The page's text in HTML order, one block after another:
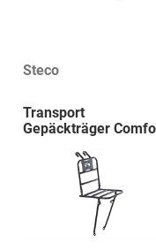
Steco
Transport
Gepäckträger